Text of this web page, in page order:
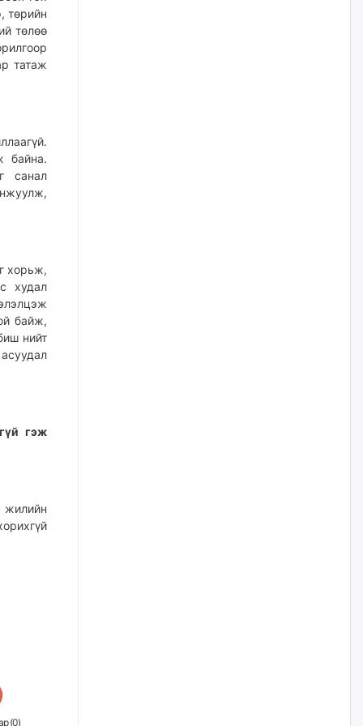
төрийн
төлөө
татаж
байна.
санал
хорьж,
худал
байж,
нийт
гэж
жилийн
(0)